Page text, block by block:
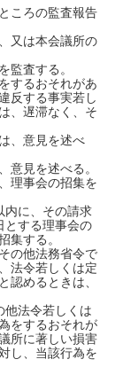
ころの監査報告
又は本会議所の
監査する。
するおそれがあ
反する事実若し
、遅滞なく、そ
、意見を述べ
意見を述べる。
理事会の招集を
内に、その請求
とする理事会の
集する。
の他法務省令で
法令若しくは定
認めるときは、
他法令若しくは
をするおそれが
所に著しい損害
し、当該行為を